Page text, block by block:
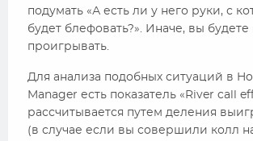
подумать «А есть ли у него руки, с
будет блефовать?». Иначе, вы будете
проигрывать.
Для анализа подобных ситуаций в
Manager есть показатель «River call
рассчитывается путем деления
(в случае если вы совершили колл